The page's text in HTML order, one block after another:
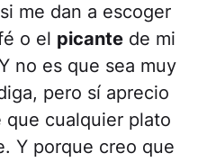
me dan a escoger
o el picante de mi
no es que sea muy
pero sí aprecio
que cualquier plato
Y porque creo que